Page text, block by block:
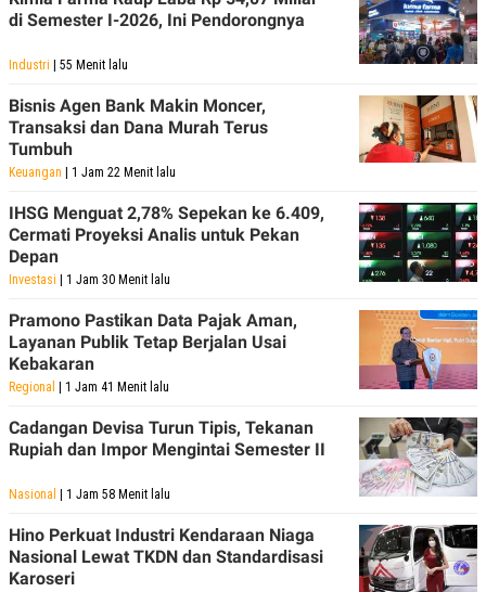
di Semester I-2026, Ini Pendorongnya
Industri | 55 Menit lalu
Bisnis Agen Bank Makin Moncer,
Transaksi dan Dana Murah Terus
Tumbuh
Keuangan | 1 Jam 22 Menit lalu
IHSG Menguat 2,78% Sepekan ke 6.409,
Cermati Proyeksi Analis untuk Pekan
Depan
Investasi | 1 Jam 30 Menit lalu
Pramono Pastikan Data Pajak Aman,
Layanan Publik Tetap Berjalan Usai
Kebakaran
Regional | 1 Jam 41 Menit lalu
Cadangan Devisa Turun Tipis, Tekanan
Rupiah dan Impor Mengintai Semester II
Nasional | 1 Jam 58 Menit lalu
Hino Perkuat Industri Kendaraan Niaga
Nasional Lewat TKDN dan Standardisasi
Karoseri